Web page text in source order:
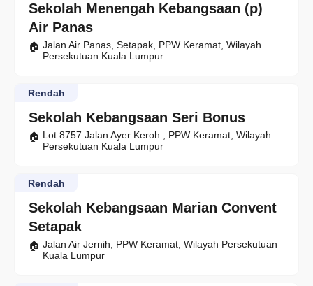
Sekolah Menengah Kebangsaan (p)
Air Panas
Jalan Air Panas, Setapak, PPW Keramat, Wilayah
Persekutuan Kuala Lumpur
Sekolah Kebangsaan Seri Bonus
Rendah
Lot 8757 Jalan Ayer Keroh , PPW Keramat, Wilayah
Persekutuan Kuala Lumpur
Sekolah Kebangsaan Marian Convent
Setapak
Rendah
Jalan Air Jernih, PPW Keramat, Wilayah Persekutuan
Kuala Lumpur